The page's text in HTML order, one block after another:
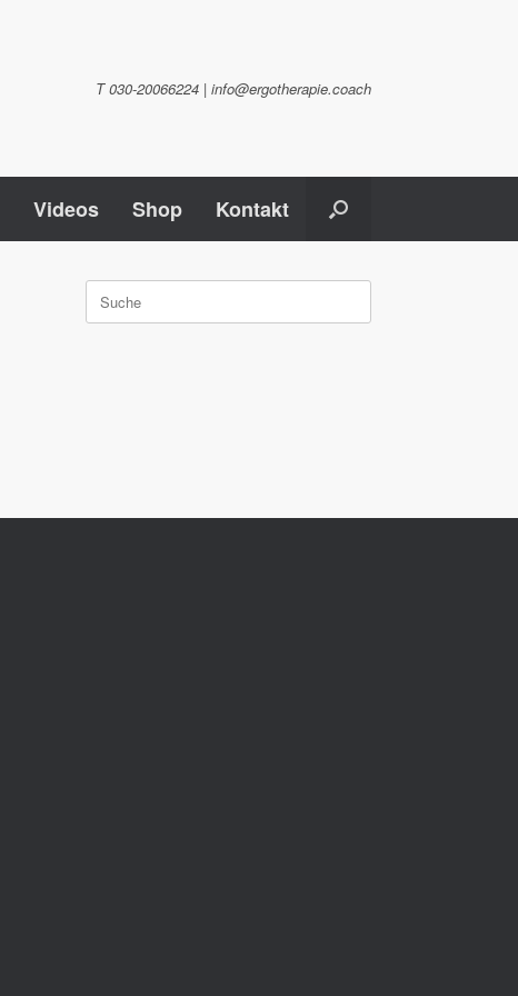
T 030-20066224 | info@ergotherapie.coach
Videos Shop Kontakt
Suche
nach: